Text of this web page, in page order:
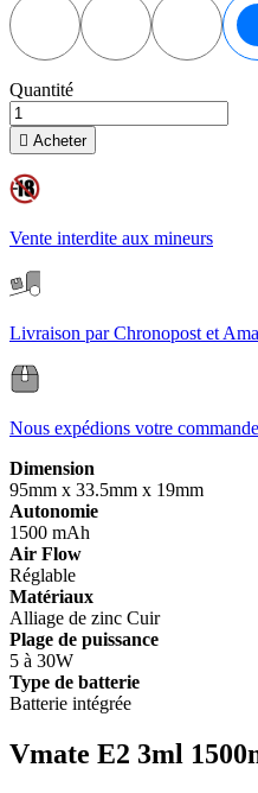
Quantité
 Acheter
Vente interdite aux mineurs
Livraison par Chronopost et
Nous expédions votre
Dimension
95mm x 33.5mm x 19mm
Autonomie
1500 mAh
Air Flow
Réglable
Matériaux
Alliage de zinc Cuir
Plage de puissance
5 à 30W
Type de batterie
Batterie intégrée
Vmate E2 3ml